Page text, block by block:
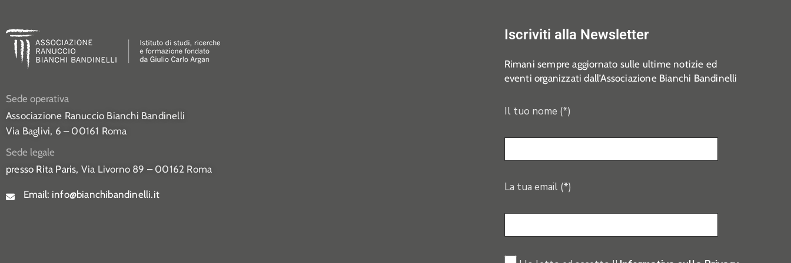
Sede operativa
Associazione Ranuccio Bianchi Bandinelli
Via Baglivi, 6 – 00161 Roma
Sede legale
presso Rita Paris, Via Livorno 89 – 00162 Roma
Email: info@bianchibandinelli.it
Iscriviti alla Newsletter
Rimani sempre aggiornato sulle ultime notizie ed
eventi organizzati dall’Associazione Bianchi Bandinelli
Il tuo nome (*)
La tua email (*)